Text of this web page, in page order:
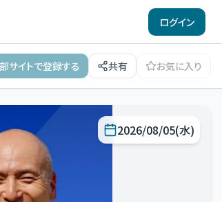
ログイン
サイトで登録する 共有 お気に入り
2026/08/05(水)